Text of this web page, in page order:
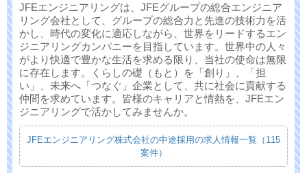
JFEエンジニアリングは、JFEグループの総合エンジニア
リング会社として、グループの総合力と先進の技術力を活
かし、時代の変化に適応しながら、世界をリードするエン
ジニアリングカンパニーを目指しています。世界中の人々
がより快適で豊かな生活を求める限り、当社の使命は無限
に存在します。くらしの礎（もと）を「創り」、「担
い」、未来へ「つなぐ」企業として、共に社会に貢献する
仲間を求めています。皆様のキャリアと情熱を、JFEエン
ジニアリングで活かしてみませんか。
JFEエンジニアリング株式会社の中途採用の求人情報一覧（115
案件）